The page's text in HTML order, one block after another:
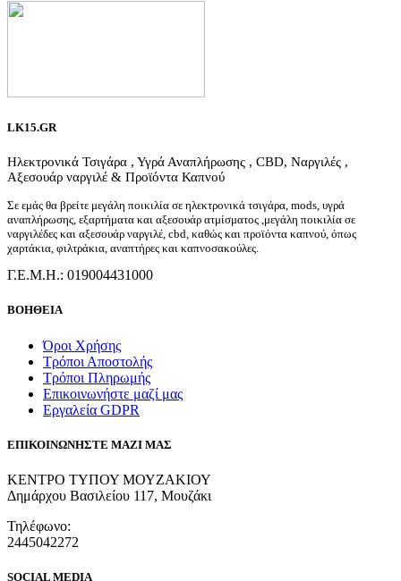
LK15.GR
Ηλεκτρονικά Τσιγάρα , Υγρά Αναπλήρωσης , CBD, Ναργιλές ,
Αξεσουάρ ναργιλέ & Προϊόντα Καπνού
Σε εμάς θα βρείτε μεγάλη ποικιλία σε ηλεκτρονικά τσιγάρα, mods, υγρά
αναπλήρωσης, εξαρτήματα και αξεσουάρ ατμίσματος ,μεγάλη ποικιλία σε
ναργιλέδες και αξεσουάρ ναργιλέ, cbd, καθώς και προϊόντα καπνού, όπως
χαρτάκια, φιλτράκια, αναπτήρες και καπνοσακούλες.
Γ.Ε.Μ.Η.: 019004431000
ΒΟΗΘΕΙΑ
Όροι Χρήσης
Τρόποι Αποστολής
Τρόποι Πληρωμής
Επικοινωνήστε μαζί μας
Εργαλεία GDPR
ΕΠΙΚΟΙΝΩΝΗΣΤΕ ΜΑΖΙ ΜΑΣ
ΚΕΝΤΡΟ ΤΥΠΟΥ ΜΟΥΖΑΚΙΟΥ
Δημάρχου Βασιλείου 117, Μουζάκι
Τηλέφωνο:
2445042272
SOCIAL MEDIA